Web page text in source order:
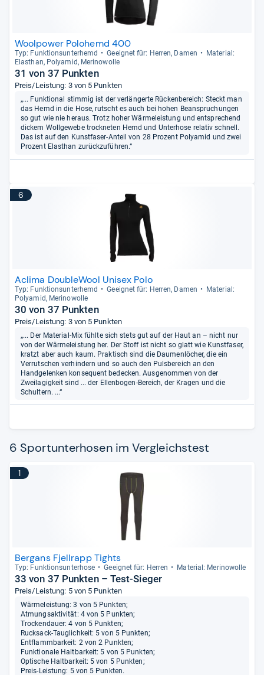
Woolpower Polohemd 400
Typ: Funk­ti­ons­un­ter­hemd Geeig­net für: Her­ren, Damen
Mate­rial:
Elasthan, Poly­amid, Meri­no­wolle
31 von 37 Punkten
Preis/Leistung: 3 von 5 Punkten
„... Funktional stimmig ist der verlängerte Rückenbereich: Steckt man
das Hemd in die Hose, rutscht es auch bei hohen Beanspruchungen
so gut wie nie heraus. Trotz hoher Wärmeleistung und entsprechend
dickem Wollgewebe trockneten Hemd und Unterhose relativ schnell.
Das ist auf den Kunstfaser-Anteil von 28 Prozent Polyamid und zwei
Prozent Elasthan zurückzuführen.“
6
Aclima DoubleWool Unisex Polo
Typ: Funk­ti­ons­un­ter­hemd Geeig­net für: Her­ren, Damen
Mate­rial:
Poly­amid, Meri­no­wolle
30 von 37 Punkten
Preis/Leistung: 3 von 5 Punkten
„... Der Material-Mix fühlte sich stets gut auf der Haut an – nicht nur
von der Wärmeleistung her. Der Stoff ist nicht so glatt wie Kunstfaser,
kratzt aber auch kaum. Praktisch sind die Daumenlöcher, die ein
Verrutschen verhindern und so auch den Pulsbereich an den
Handgelenken konsequent bedecken. Ausgenommen von der
Zweilagigkeit sind ... der Ellenbogen-Bereich, der Kragen und die
Schultern. ...“
6 Sportunterhosen im Vergleichstest
1
Bergans Fjellrapp Tights
Typ: Funk­ti­ons­un­ter­hose Geeig­net für: Her­ren Mate­rial: Meri­no­wolle
33 von 37 Punkten – Test-Sieger
Preis/Leistung: 5 von 5 Punkten
Wärmeleistung: 3 von 5 Punkten;
Atmungsaktivität: 4 von 5 Punkten;
Trockendauer: 4 von 5 Punkten;
Rucksack-Tauglichkeit: 5 von 5 Punkten;
Entflammbarkeit: 2 von 2 Punkten;
Funktionale Haltbarkeit: 5 von 5 Punkten;
Optische Haltbarkeit: 5 von 5 Punkten;
Preis-Leistung: 5 von 5 Punkten.